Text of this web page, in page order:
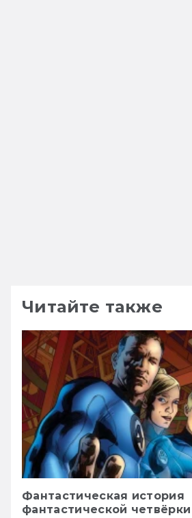
Читайте также
Фантастическая история
фантастической четвёрки